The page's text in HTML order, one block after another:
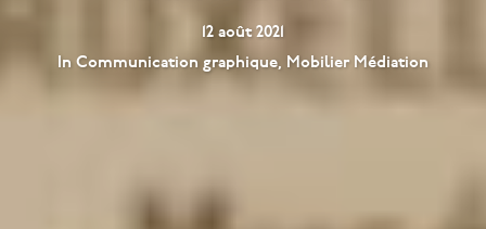
12 août 2021
In Communication graphique, Mobilier Médiation